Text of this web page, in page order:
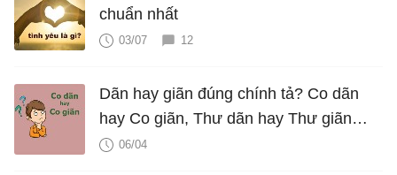
chuẩn nhất
03/07 12
Dãn hay giãn đúng chính tả? Co dãn
hay Co giãn, Thư dãn hay Thư giãn
mới đúng?
06/04